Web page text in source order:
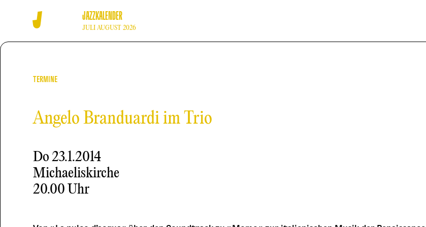
JAZZKALENDER
JULI AUGUST 2026
TERMINE
Angelo Branduardi im Trio
Do23.1.2014
Michaeliskirche
20.00 Uhr